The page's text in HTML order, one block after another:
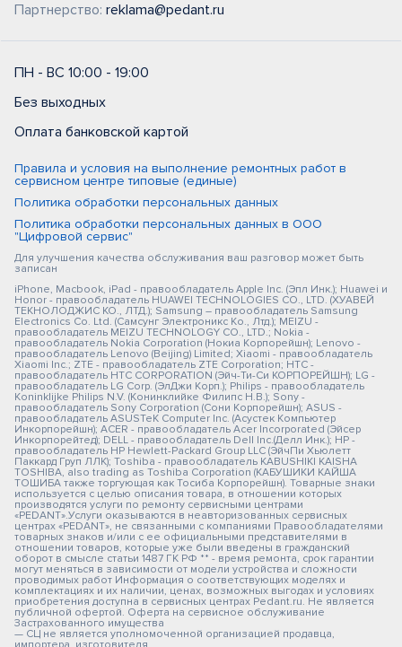
Партнерство: reklama@pedant.ru
ПН - ВС 10:00 - 19:00
Без выходных
Оплата банковской картой
Правила и условия на выполнение ремонтных работ в
сервисном центре типовые (единые)
Политика обработки персональных данных
Политика обработки персональных данных в ООО
"Цифровой сервис"
Для улучшения качества обслуживания ваш разговор может быть
записан
iPhone, Macbook, iPad - правообладатель Apple Inc. (Эпл Инк.); Huawei и
Honor - правообладатель HUAWEI TECHNOLOGIES CO., LTD. (ХУАВЕЙ
ТЕКНОЛОДЖИС КО., ЛТД.); Samsung – правообладатель Samsung
Electronics Co. Ltd. (Самсунг Электроникс Ко., Лтд.); MEIZU -
правообладатель MEIZU TECHNOLOGY CO., LTD.; Nokia -
правообладатель Nokia Corporation (Нокиа Корпорейшн); Lenovo -
правообладатель Lenovo (Beijing) Limited; Xiaomi - правообладатель
Xiaomi Inc.; ZTE - правообладатель ZTE Corporation; HTC -
правообладатель HTC CORPORATION (Эйч-Ти-Си КОРПОРЕЙШН); LG -
правообладатель LG Corp. (ЭлДжи Корп.); Philips - правообладатель
Koninklijke Philips N.V. (Конинклийке Филипс Н.В.); Sony -
правообладатель Sony Corporation (Сони Корпорейшн); ASUS -
правообладатель ASUSTeK Computer Inc. (Асустек Компьютер
Инкорпорейшн); ACER - правообладатель Acer Incorporated (Эйсер
Инкорпорейтед); DELL - правообладатель Dell Inc.(Делл Инк.); HP -
правообладатель HP Hewlett-Packard Group LLC (ЭйчПи Хьюлетт
Паккард Груп ЛЛК); Toshiba - правообладатель KABUSHIKI KAISHA
TOSHIBA, also trading as Toshiba Corporation (КАБУШИКИ КАЙША
ТОШИБА также торгующая как Тосиба Корпорейшн). Товарные знаки
используется с целью описания товара, в отношении которых
производятся услуги по ремонту сервисными центрами
«PEDANT».Услуги оказываются в неавторизованных сервисных
центрах «PEDANT», не связанными с компаниями Правообладателями
товарных знаков и/или с ее официальными представителями в
отношении товаров, которые уже были введены в гражданский
оборот в смысле статьи 1487 ГК РФ ** - время ремонта, срок гарантии
могут меняться в зависимости от модели устройства и сложности
проводимых работ Информация о соответствующих моделях и
комплектациях и их наличии, ценах, возможных выгодах и условиях
приобретения доступна в сервисных центрах Pedant.ru. Не является
публичной офертой. Оферта на сервисное обслуживание
Застрахованного имущества
— СЦ не является уполномоченной организацией продавца,